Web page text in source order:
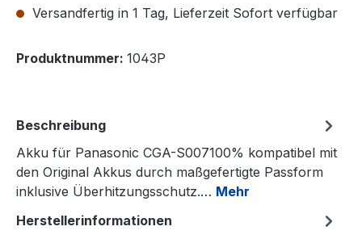
Versandfertig in 1 Tag, Lieferzeit Sofort verfügbar
Produktnummer: 1043P
Beschreibung
Akku für Panasonic CGA-S007100% kompatibel mit
den Original Akkus durch maßgefertigte Passform
inklusive Überhitzungsschutz.… Mehr
Herstellerinformationen